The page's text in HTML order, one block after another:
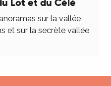
sur la vallée
et sur la secrète vallée